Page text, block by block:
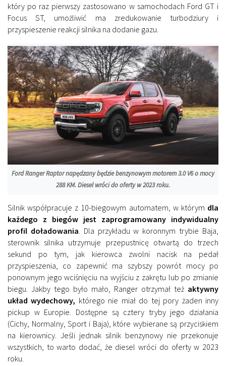
który po raz pierwszy zastosowano w samochodach Ford GT i
Focus ST, umożliwić ma zredukowanie turbodziury i
przyspieszenie reakcji silnika na dodanie gazu.
Ford Ranger Raptor napędzany będzie benzynowym motorem 3.0 V6 o mocy
288 KM. Diesel wróci do oferty w 2023 roku.
Silnik współpracuje z 10-biegowym automatem, w którym dla
każdego z biegów jest zaprogramowany indywidualny
profil doładowania. Dla przykładu w koronnym trybie Baja,
sterownik silnika utrzymuje przepustnicę otwartą do trzech
sekund po tym, jak kierowca zwolni nacisk na pedał
przyspieszenia, co zapewnić ma szybszy powrót mocy po
ponownym jego wciśnięciu na wyjściu z zakrętu lub po zmianie
biegu. Jakby tego było mało, Ranger otrzymał też aktywny
układ wydechowy, którego nie miał do tej pory żaden inny
pickup w Europie. Dostępne są cztery tryby jego działania
(Cichy, Normalny, Sport i Baja), które wybierane są przyciskiem
na kierownicy. Jeśli jednak silnik benzynowy nie przekonuje
wszystkich, to warto dodać, że diesel wróci do oferty w 2023
roku.